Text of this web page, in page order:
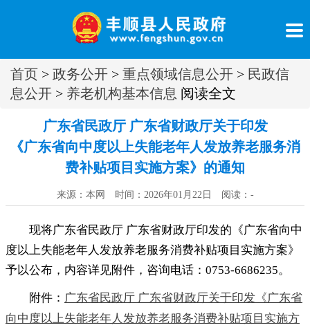
首页 > 政务公开 > 重点领域信息公开 > 民政信
息公开 > 养老机构基本信息 阅读全文
广东省民政厅 广东省财政厅关于印发
《广东省向中度以上失能老年人发放养老服务消
费补贴项目实施方案》的通知
来源：本网 时间：2026年01月22日 阅读： -
现将广东省民政厅 广东省财政厅印发的《广东省向中
度以上失能老年人发放养老服务消费补贴项目实施方案》
予以公布 ， 内容详见附件，咨询电话：0753-6686235。
附件： 广东省民政厅 广东省财政厅关于印发《广东省
向中度以上失能老年人发放养老服务消费补贴项目实施方